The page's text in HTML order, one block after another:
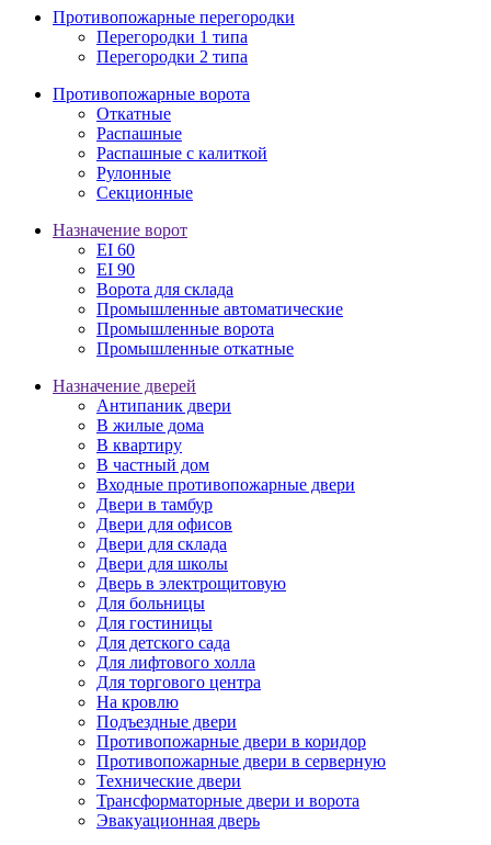
Противопожарные перегородки
Перегородки 1 типа
Перегородки 2 типа
Противопожарные ворота
Откатные
Распашные
Распашные с калиткой
Рулонные
Секционные
Назначение ворот
EI 60
EI 90
Ворота для склада
Промышленные автоматические
Промышленные ворота
Промышленные откатные
Назначение дверей
Антипаник двери
В жилые дома
В квартиру
В частный дом
Входные противопожарные двери
Двери в тамбур
Двери для офисов
Двери для склада
Двери для школы
Дверь в электрощитовую
Для больницы
Для гостиницы
Для детского сада
Для лифтового холла
Для торгового центра
На кровлю
Подъездные двери
Противопожарные двери в коридор
Противопожарные двери в серверную
Технические двери
Трансформаторные двери и ворота
Эвакуационная дверь